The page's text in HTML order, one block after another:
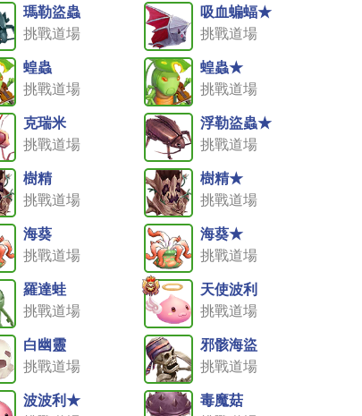
瑪勒盜蟲
挑戰道場
吸血蝙蝠★
挑戰道場
蝗蟲
挑戰道場
蝗蟲★
挑戰道場
克瑞米
挑戰道場
浮勒盜蟲★
挑戰道場
樹精
挑戰道場
樹精★
挑戰道場
海葵
挑戰道場
海葵★
挑戰道場
羅達蛙
挑戰道場
天使波利
挑戰道場
白幽靈
挑戰道場
邪骸海盜
挑戰道場
波波利★
毒魔菇